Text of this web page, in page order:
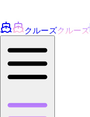
クルーズクルーズ